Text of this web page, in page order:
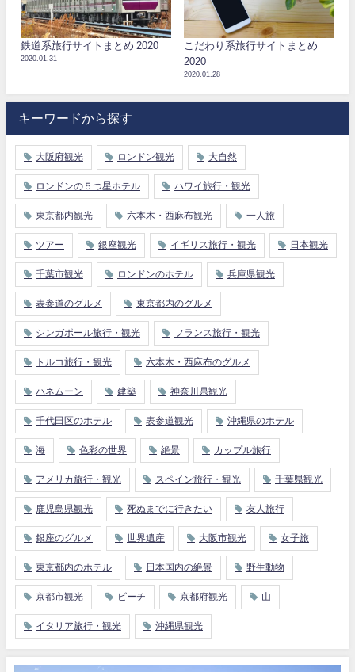
鉄道系旅行サイトまとめ 2020
2020.01.31
こだわり系旅行サイトまとめ
2020
2020.01.28
キーワードから探す
大阪府観光 ロンドン観光 大自然
ロンドンの５つ星ホテル ハワイ旅行・観光
東京都内観光 六本木・西麻布観光 一人旅
ツアー 銀座観光 イギリス旅行・観光 日本観光
千葉市観光 ロンドンのホテル 兵庫県観光
表参道のグルメ 東京都内のグルメ
シンガポール旅行・観光 フランス旅行・観光
トルコ旅行・観光 六本木・西麻布のグルメ
ハネムーン 建築 神奈川県観光
千代田区のホテル 表参道観光 沖縄県のホテル
海 色彩の世界 絶景 カップル旅行
アメリカ旅行・観光 スペイン旅行・観光 千葉県観光
鹿児島県観光 死ぬまでに行きたい 友人旅行
銀座のグルメ 世界遺産 大阪市観光 女子旅
東京都内のホテル 日本国内の絶景 野生動物
京都市観光 ビーチ 京都府観光 山
イタリア旅行・観光 沖縄県観光